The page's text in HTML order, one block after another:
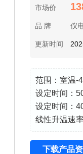
市场价
品 牌 仪
更新时间
范围：室温-
设定时间：
设定时间：
线性升温速
下载产品